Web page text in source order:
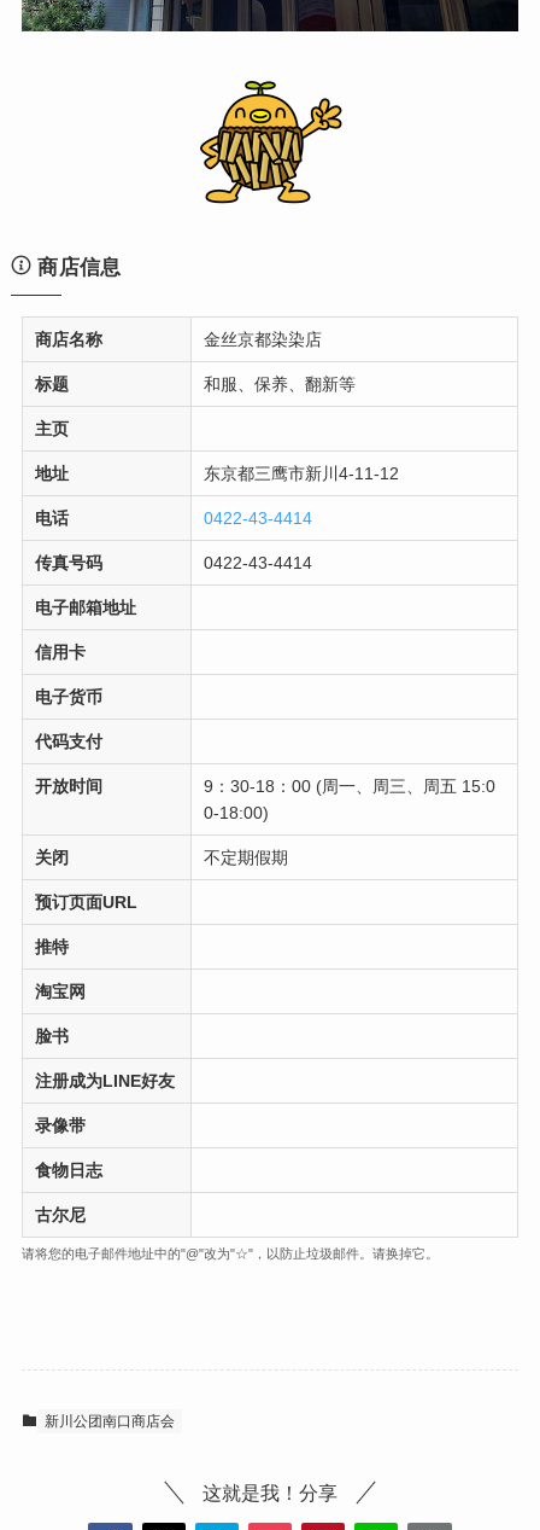
商店信息
商店名称 金丝京都染染店
标题 和服、保养、翻新等
主页
地址 东京都三鹰市新川4-11-12
电话 0422-43-4414
传真号码 0422-43-4414
电子邮箱地址
信用卡
电子货币
代码支付
开放时间
9：30-18：00 (周一、周三、周五 15:0
0-18:00)
关闭 不定期假期
预订页面URL
推特
淘宝网
脸书
注册成为LINE好友
录像带
食物日志
古尔尼
请将您的电子邮件地址中的"@"改为"☆"，以防止垃圾邮件。请换掉它。
新川公团南口商店会
这就是我！分享